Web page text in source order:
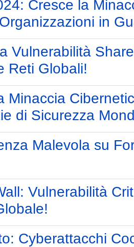
Cresce la
in
Vulnerabilità
Reti Globali!
Minaccia
di Sicurezza
Malevola su
Vulnerabilità
Cyberattacchi